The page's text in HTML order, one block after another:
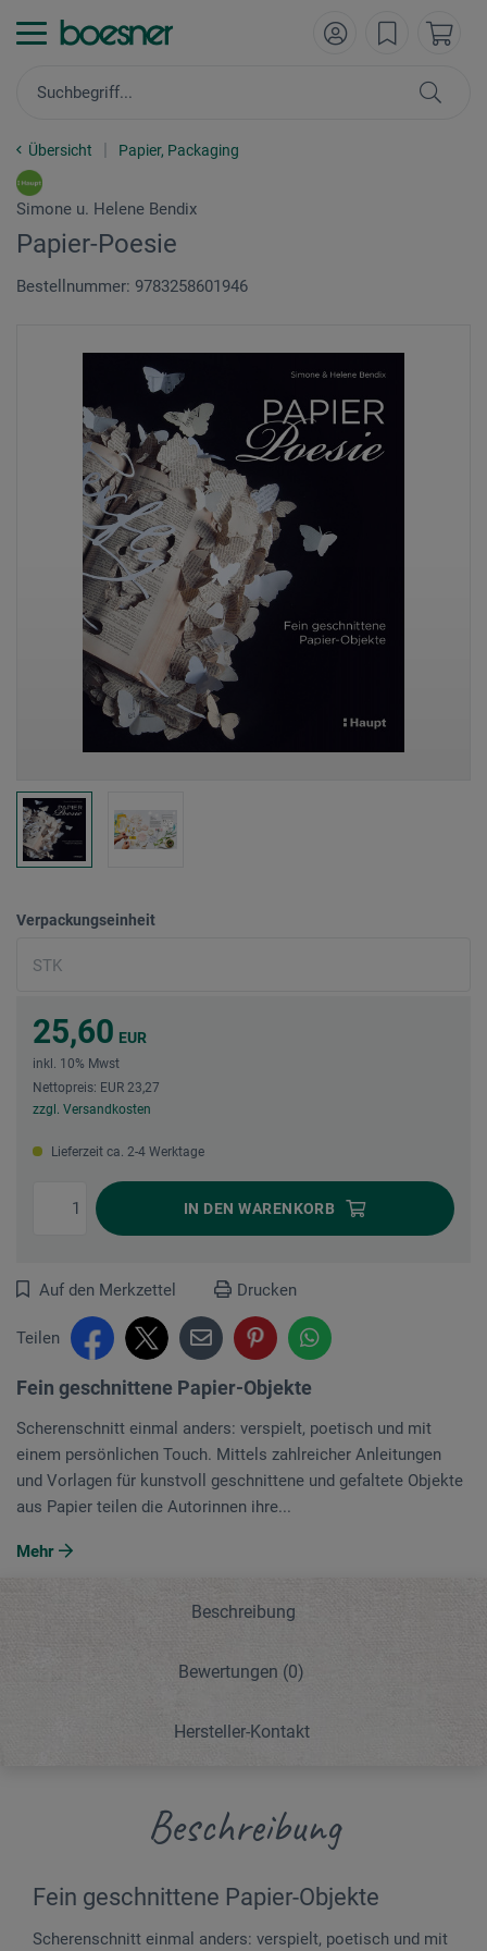
Übersicht Papier, Packaging
Simone u. Helene Bendix
Papier-Poesie
Bestellnummer: 9783258601946
Verpackungseinheit
25,60 EUR
inkl. 10% Mwst
Nettopreis: EUR 23,27
zzgl. Versandkosten
Lieferzeit ca. 2-4 Werktage
IN DEN WARENKORB
Auf den Merkzettel Drucken
Teilen
Fein geschnittene Papier-Objekte
Scherenschnitt einmal anders: verspielt, poetisch und mit
einem persönlichen Touch. Mittels zahlreicher Anleitungen
und Vorlagen für kunstvoll geschnittene und gefaltete Objekte
aus Papier teilen die Autorinnen ihre...
Mehr
Beschreibung
Bewertungen (0)
Hersteller-Kontakt
Beschreibung
Fein geschnittene Papier-Objekte
Scherenschnitt einmal anders: verspielt, poetisch und mit